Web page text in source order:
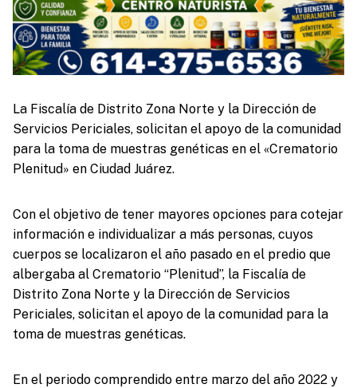
La Fiscalía de Distrito Zona Norte y la Dirección de
Servicios Periciales, solicitan el apoyo de la comunidad
para la toma de muestras genéticas en el «Crematorio
Plenitud» en Ciudad Juárez.
Con el objetivo de tener mayores opciones para cotejar
información e individualizar a más personas, cuyos
cuerpos se localizaron el año pasado en el predio que
albergaba al Crematorio “Plenitud”, la Fiscalía de
Distrito Zona Norte y la Dirección de Servicios
Periciales, solicitan el apoyo de la comunidad para la
toma de muestras genéticas.
En el periodo comprendido entre marzo del año 2022 y